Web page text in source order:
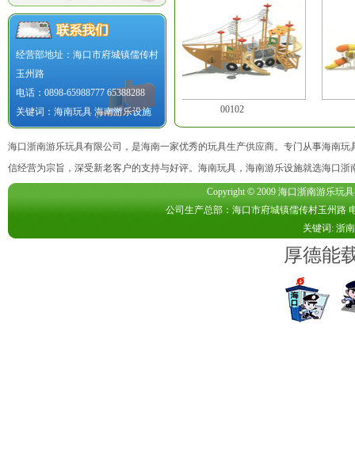
00101 00102
经营部地址：海口市府城镇儒传村
玉州路
电话：0898-65988777 65388288
关键词： 海南玩具 海南游乐设施
海口浙南游乐玩具有限公司 ，是海南一家优秀的玩具生产供应商。专门从事海南玩
信经营为宗旨，深受新老客户的支持与好评。 海南玩具 ， 海南游乐设施就选海口浙
Copyright ©2009 海口浙南游乐玩
公司生产总部：海口市府城镇儒传村玉州路
关键词: 浙
厚德能